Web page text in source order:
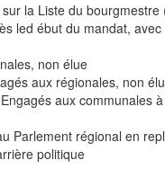
la Liste du
led ébut du mandat, avec
non élue
aux régionales, non
aux communales
Parlement régional en
politique